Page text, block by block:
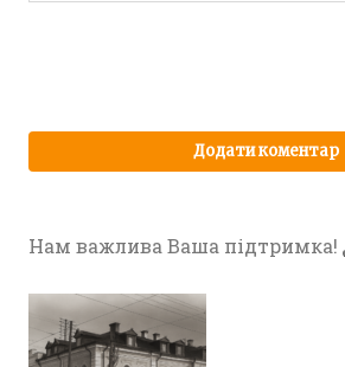
Нам важлива Ваша підтримка!